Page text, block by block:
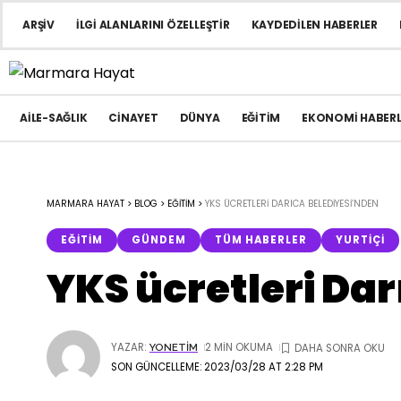
ARŞIV İLGI ALANLARINI ÖZELLEŞTIR KAYDEDILEN HABERLER
AILE-SAĞLIK CINAYET DÜNYA EĞITIM EKONOMI
MARMARA HAYAT > BLOG > EĞITIM > YKS ÜCRETLERI DARICA BELEDIYESI’NDEN
EĞITIM GÜNDEM TÜM HABERLER YURTIÇI
YKS ücretleri
SON GÜNCELLEME: 2023/03/28 AT 2:28 PM
YAZAR: YONETIM 2 MIN OKUMA